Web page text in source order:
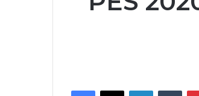
Facebook
X LinkedIn